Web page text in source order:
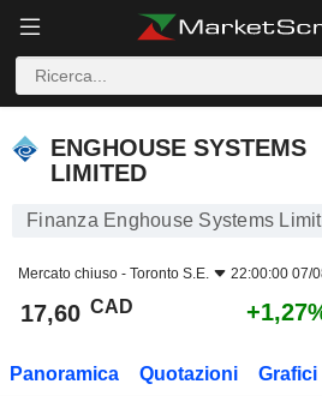
ENGHOUSE SYSTEMS
LIMITED
Finanza Enghouse Systems
Mercato chiuso - Toronto S.E. 22:00:00 07/
17,60 CAD
Panoramica Quotazioni Grafici